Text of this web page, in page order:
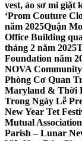
vest, áo sơ mi giặt
‘Prom Couture
năm 2025Quận
Office Building
tháng 2 năm 2025
Foundation năm
NOVA
Phòng Cơ Quan
Maryland & Thời
Trong Ngày Lễ
New Year Tet
Mutual Association
Parish – Lunar